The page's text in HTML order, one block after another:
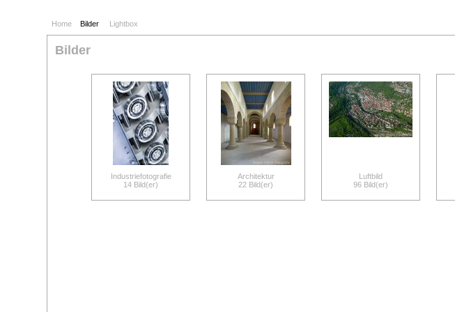
Home Bilder Lightbox
Bilder
Industriefotografie
14 Bild(er)
Architektur
22 Bild(er)
Luftbild
96 Bild(er)